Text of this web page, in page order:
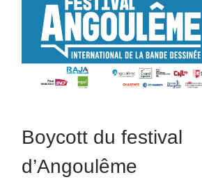
Boycott du festival
d’Angoulême